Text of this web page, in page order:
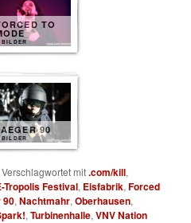
TO
BILDER
90
BILDER
Verschlagwortet mit.com/kill,
Tropolis Festival, Eisfabrik,Forced
90,Nachtmahr,Oberhausen,
,Turbinenhalle,VNV Nation